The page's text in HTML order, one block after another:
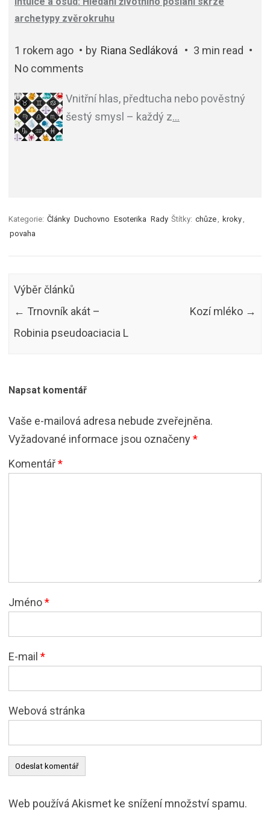
archetypy zvěrokruhu
1 rokem ago by Riana Sedláková
3 min read
No comments
Vnitřní hlas, předtucha nebo pověstný
šestý smysl – každý z…
Kategorie: Články Duchovno Esoterika Rady Štítky: chůze kroky
povaha
Výběr článků
← Trnovník akát –
Robinia pseudoaciacia L
Kozí mléko →
Napsat komentář
Vaše e-mailová adresa nebude zveřejněna.
Vyžadované informace jsou označeny*
Komentář*
Jméno*
E-mail *
Webová stránka
Web používá Akismet ke snížení množství spamu.